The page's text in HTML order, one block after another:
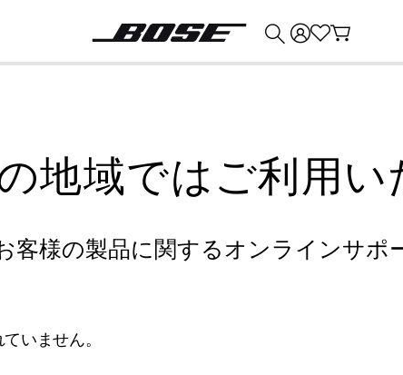
地域ではご利用
客様の製品に関するオンラインサポ
いません。